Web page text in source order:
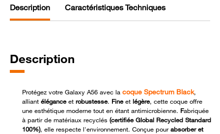
Description Caractéristiques Techniques
Description
Protégez votre Galaxy A56 avec la coque Spectrum Black,
alliant éléganceet robustesse. Fineet légère, cette coque offre
une esthétique moderne tout en étant antimicrobienne. Fabriquée
à partir de matériaux recyclés (certifiée Global Recycled Standard
100%), elle respecte l'environnement. Conçue pourabsorber et